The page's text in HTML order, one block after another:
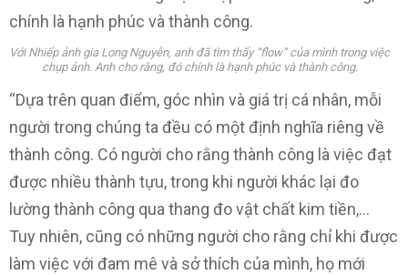
Với Nhiếp ảnh gia Long Nguyễn, anh đã tìm thấy “flow” của mình trong việc
chụp ảnh. Anh cho rằng, đó chính là hạnh phúc và thành công.
“Dựa trên quan điểm, góc nhìn và giá trị cá nhân, mỗi
người trong chúng ta đều có một định nghĩa riêng về
thành công. Có người cho rằng thành công là việc đạt
được nhiều thành tựu, trong khi người khác lại đo
lường thành công qua thang đo vật chất kim tiền,…
Tuy nhiên, cũng có những người cho rằng chỉ khi được
làm việc với đam mê và sở thích của mình, họ mới